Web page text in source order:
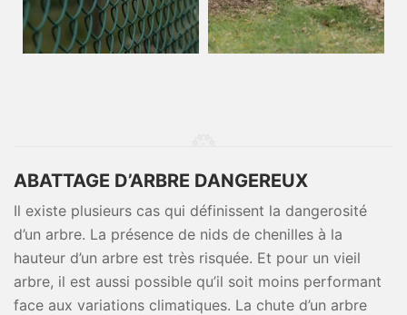
ABATTAGE D’ARBRE DANGEREUX
Il existe plusieurs cas qui définissent la dangerosité
d’un arbre. La présence de nids de chenilles à la
hauteur d’un arbre est très risquée. Et pour un vieil
arbre, il est aussi possible qu’il soit moins performant
face aux variations climatiques. La chute d’un arbre